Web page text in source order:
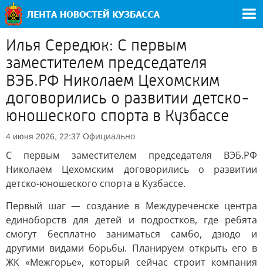
Илья Середюк: С первым
заместителем председателя
ВЭБ.РФ Николаем Цехомским
договорились о развитии детско-
юношеского спорта в Кузбассе
4 июня 2026, 22:37 Официально
С первым заместителем председателя ВЭБ.РФ
Николаем Цехомским договорились о развитии
детско-юношеского спорта в Кузбассе.
Первый шаг — создание в Междуреченске центра
единоборств для детей и подростков, где ребята
смогут бесплатно заниматься самбо, дзюдо и
другими видами борьбы. Планируем открыть его в
ЖК «Межгорье», который сейчас строит компания